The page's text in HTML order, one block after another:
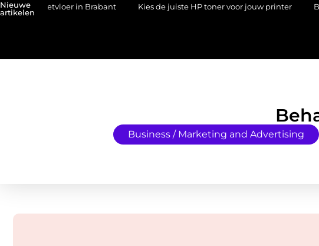
Nieuwe
artikelen
gietvloer in Brabant Kies de juiste HP toner voor jouw printer Bedrijf
Business / Marketing and Advertising